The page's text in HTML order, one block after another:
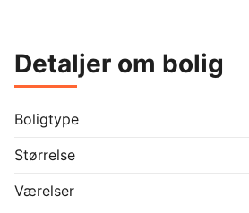
Boligen rummer desuden tre gode
et rummeligt soveværelse med
opbevaringsmuligheder. Alle
medfølger i køkkenet, mens lejer
vaskemaskine og tørretumbler.
Udenfor får du glæde af en stor,
Detaljer om bolig
Boligtype
Størrelse
Værelser